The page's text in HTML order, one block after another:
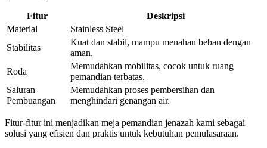
Fitur
Deskripsi
Material
Stainless Steel
Stabilitas
Kuat dan stabil, mampu menahan beban dengan
aman.
Roda
Memudahkan mobilitas, cocok untuk ruang
pemandian terbatas.
Saluran
Pembuangan
Memudahkan proses pembersihan dan
menghindari genangan air.
Fitur-fitur ini menjadikan meja pemandian jenazah kami sebagai
solusi yang efisien dan praktis untuk kebutuhan pemulasaraan.